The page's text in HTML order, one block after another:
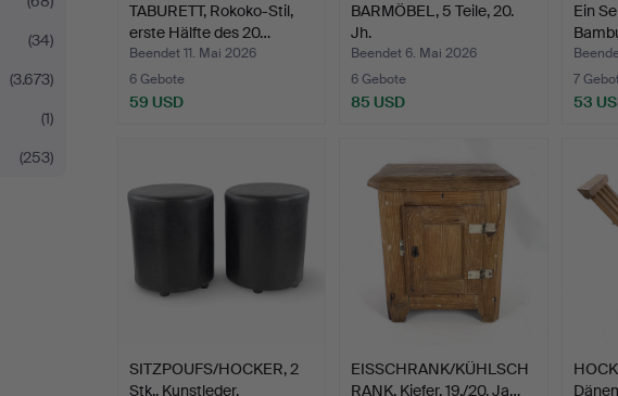
(34)
(3.673)
(1)
(253)
TABURETT, Rokoko-Stil,
erste Hälfte des 20…
Beendet 11. Mai 2026
6 Gebote
59 USD
BARMÖBEL, 5 Teile, 20.
Jh.
Beendet 6. Mai 2026
6 Gebote
85 USD
Ein
7
53
SITZPOUFS/HOCKER, 2
Stk., Kunstleder.
EISSCHRANK/KÜHLSCH
RANK. Kiefer, 19./20. Ja…